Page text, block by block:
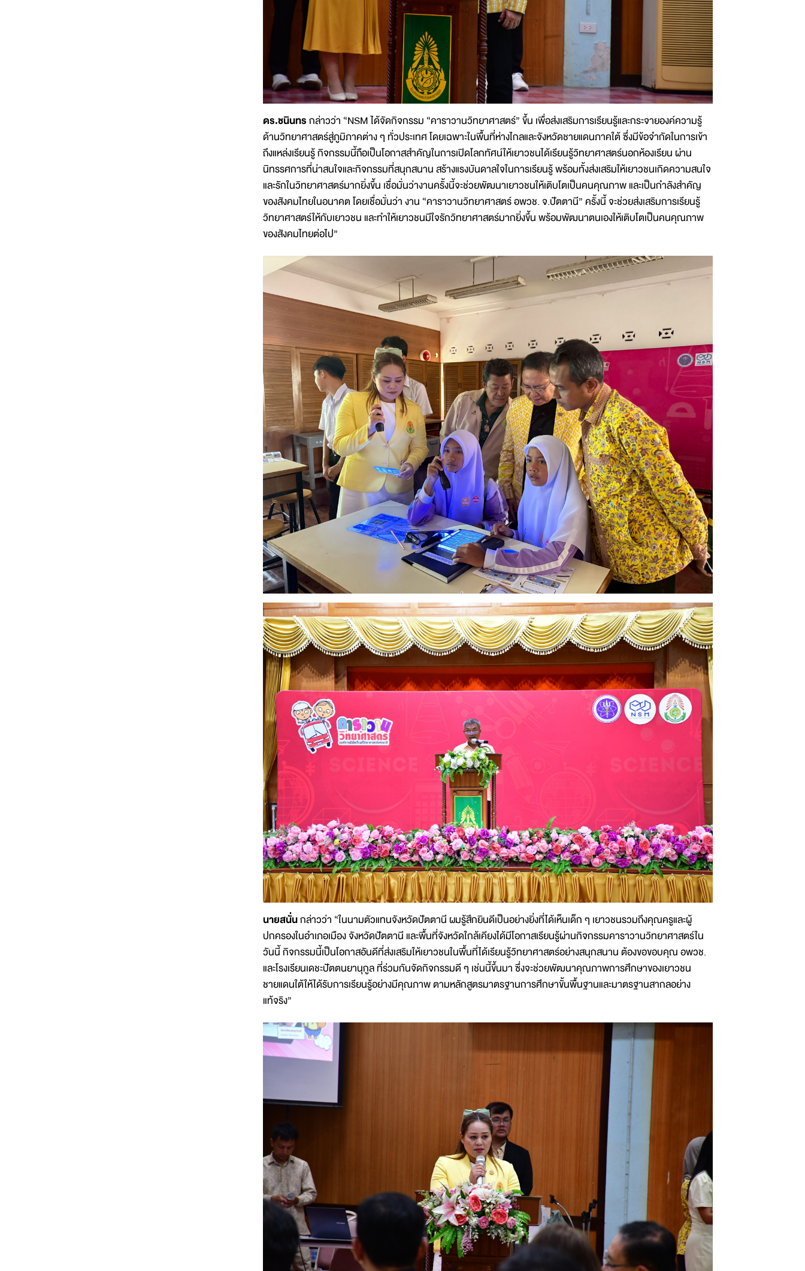
ดร.ชนินทรกล่าวว่า “NSM ได้จัดกิจกรรม “คาราวานวิทยาศาสตร์” ขึ้น เพื่อส่งเสริมการเรียนรู้และกระจายองค์ความรู้
ด้านวิทยาศาสตร์สู่ภูมิภาคต่าง ๆ ทั่วประเทศ โดยเฉพาะในพื้นที่ห่างไกลและจังหวัดชายแดนภาคใต้ ซึ่งมีข้อจำกัดในการเข้า
ถึงแหล่งเรียนรู้ กิจกรรมนี้ถือเป็นโอกาสสำคัญในการเปิดโลกทัศน์ให้เยาวชนได้เรียนรู้วิทยาศาสตร์นอกห้องเรียน ผ่าน
นิทรรศการที่น่าสนใจและกิจกรรมที่สนุกสนาน สร้างแรงบันดาลใจในการเรียนรู้ พร้อมทั้งส่งเสริมให้เยาวชนเกิดความสนใจ
และรักในวิทยาศาสตร์มากยิ่งขึ้น เชื่อมั่นว่างานครั้งนี้จะช่วยพัฒนาเยาวชนให้เติบโตเป็นคนคุณภาพ และเป็นกำลังสำคัญ
ของสังคมไทยในอนาคต โดยเชื่อมั่นว่า งาน “คาราวานวิทยาศาสตร์ อพวช. จ.ปัตตานี” ครั้งนี้ จะช่วยส่งเสริมการเรียนรู้
วิทยาศาสตร์ให้กับเยาวชน และทำให้เยาวชนมีใจรักวิทยาศาสตร์มากยิ่งขึ้น พร้อมพัฒนาตนเองให้เติบโตเป็นคนคุณภาพ
ของสังคมไทยต่อไป”
นายสนั่นกล่าวว่า “ในนามตัวแทนจังหวัดปัตตานี ผมรู้สึกยินดีเป็นอย่างยิ่งที่ได้เห็นเด็ก ๆ เยาวชนรวมถึงคุณครูและผู้
ปกครองในอำเภอเมือง จังหวัดปัตตานี และพื้นที่จังหวัดใกล้เคียงได้มีโอกาสเรียนรู้ผ่านกิจกรรมคาราวานวิทยาศาสตร์ใน
วันนี้ กิจกรรมนี้เป็นโอกาสอันดีที่ส่งเสริมให้เยาวชนในพื้นที่ได้เรียนรู้วิทยาศาสตร์อย่างสนุกสนาน ต้องขอขอบคุณ อพวช.
และโรงเรียนเดชะปัตตนยานุกูล ที่ร่วมกันจัดกิจกรรมดี ๆ เช่นนี้ขึ้นมา ซึ่งจะช่วยพัฒนาคุณภาพการศึกษาของเยาวชน
ชายแดนใต้ให้ได้รับการเรียนรู้อย่างมีคุณภาพ ตามหลักสูตรมาตรฐานการศึกษาขั้นพื้นฐานและมาตรฐานสากลอย่าง
แท้จริง”